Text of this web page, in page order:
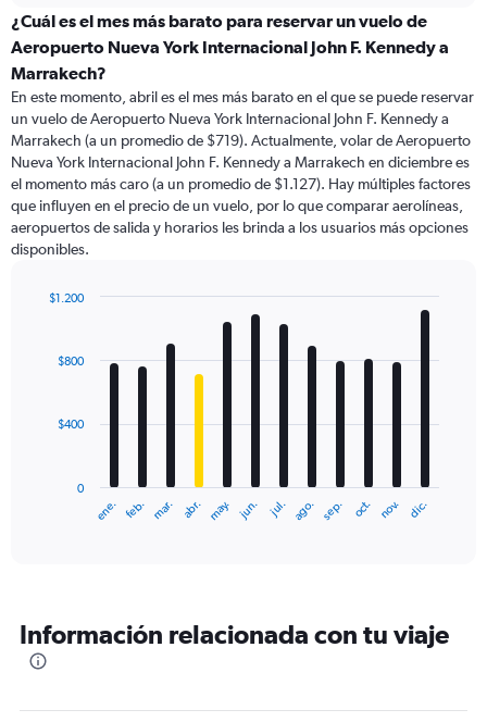
categories.
Range:
91
categories.
The
chart
has
1
Y
axis
displaying
values.
to
¿Cuál es el mes más barato para reservar un vuelo de
Aeropuerto Nueva York Internacional John F. Kennedy a
Marrakech?
En este momento, abril es el mes más barato en el que se puede reservar
un vuelo de Aeropuerto Nueva York Internacional John F. Kennedy a
Marrakech (a un promedio de $719). Actualmente, volar de Aeropuerto
Nueva York Internacional John F. Kennedy a Marrakech en diciembre es
el momento más caro (a un promedio de $1.127). Hay múltiples factores
que influyen en el precio de un vuelo, por lo que comparar aerolíneas,
aeropuertos de salida y horarios les brinda a los usuarios más opciones
disponibles.
with
The
categories.
The
ene. feb. mar. abr. may. jun. jul. ago. sep. oct. nov. dic.
0
$400
$800
$1.200
Información relacionada con tu viaje